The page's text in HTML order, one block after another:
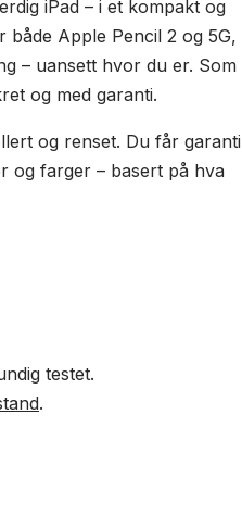
iPad – i et kompakt og
både Apple Pencil 2 og 5G,
– uansett hvor du er. Som
og med garanti.
og renset. Du får garanti
og farger – basert på hva
testet.
.